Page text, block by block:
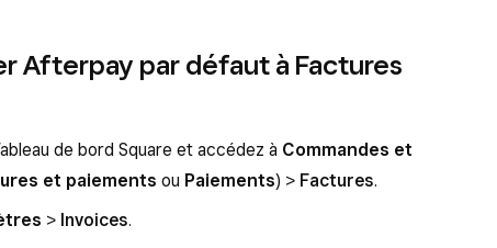
Afterpay par défaut à Factures
de bord Square et accédez à Commandes et
et paiements ou Paiements) > Factures.
> Invoices.